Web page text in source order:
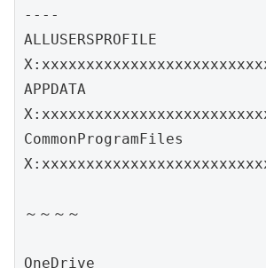
----
ALLUSERSPROFILE
APPDATA
CommonProgramFiles
～～～～
OneDrive